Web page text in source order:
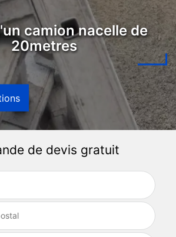
camion nacelle de
20metres
de devis gratuit